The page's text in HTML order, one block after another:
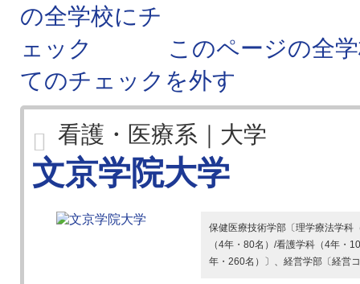
このページの全
てのチェックを外す
看護・医療系｜大学
文京学院大学
保健医療技術学部〔理学療法学科
（4年・80名）/看護学科（4年・
年・260名）〕、経営学部〔経営